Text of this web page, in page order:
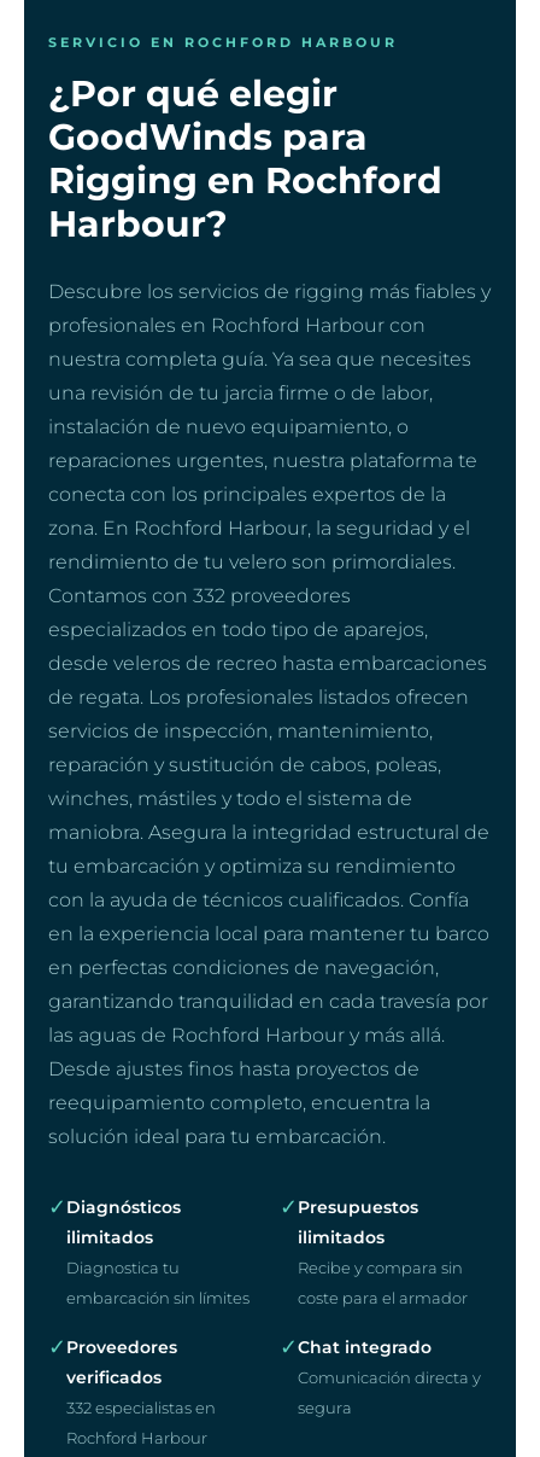
SERVICIO EN ROCHFORD HARBOUR
¿Por qué elegir
GoodWinds para
Rigging en Rochford
Harbour?
Descubre los servicios de rigging más fiables y
profesionales en Rochford Harbour con
nuestra completa guía. Ya sea que necesites
una revisión de tu jarcia firme o de labor,
instalación de nuevo equipamiento, o
reparaciones urgentes, nuestra plataforma te
conecta con los principales expertos de la
zona. En Rochford Harbour, la seguridad y el
rendimiento de tu velero son primordiales.
Contamos con 332 proveedores
especializados en todo tipo de aparejos,
desde veleros de recreo hasta embarcaciones
de regata. Los profesionales listados ofrecen
servicios de inspección, mantenimiento,
reparación y sustitución de cabos, poleas,
winches, mástiles y todo el sistema de
maniobra. Asegura la integridad estructural de
tu embarcación y optimiza su rendimiento
con la ayuda de técnicos cualificados. Confía
en la experiencia local para mantener tu barco
en perfectas condiciones de navegación,
garantizando tranquilidad en cada travesía por
las aguas de Rochford Harbour y más allá.
Desde ajustes finos hasta proyectos de
reequipamiento completo, encuentra la
solución ideal para tu embarcación.
✓ Diagnósticos
ilimitados
Diagnostica tu
embarcación sin límites
✓ Presupuestos
ilimitados
Recibe y compara sin
coste para el armador
✓ Proveedores
verificados
332 especialistas en
Rochford Harbour
✓Chat integrado
Comunicación directa y
segura